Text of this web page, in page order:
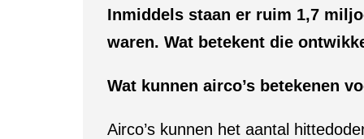
Inmiddels staan er ruim 1,7
waren. Wat betekent die
Wat kunnen airco’s betekenen
Airco’s kunnen het aantal